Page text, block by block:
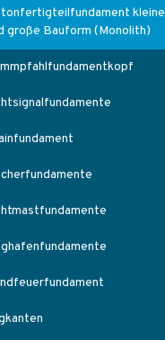
kleine
große Bauform (Monolith)